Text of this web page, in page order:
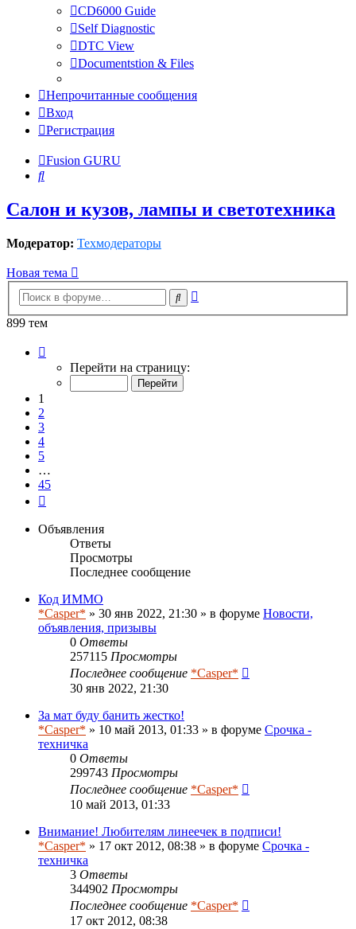
CD6000 Guide
Self Diagnostic
DTC View
Documentstion & Files
Непрочитанные сообщения
Вход
Регистрация
Fusion GURU
Поиск
Салон и кузов, лампы и светотехника
Модератор: Техмодераторы
Новая тема
Поиск
899 тем
Перейти на страницу:
1
2
3
4
5
…
45
Объявления
Ответы
Просмотры
Последнее сообщение
Код ИММО
*Casper* » 30 янв 2022, 21:30 » в форуме Новости,
объявления, призывы
0 Ответы
257115 Просмотры
Последнее сообщение *Casper*
30 янв 2022, 21:30
За мат буду банить жестко!
*Casper* » 10 май 2013, 01:33 » в форуме Срочка -
техничка
0 Ответы
299743 Просмотры
Последнее сообщение *Casper*
10 май 2013, 01:33
Внимание! Любителям линеечек в подписи!
*Casper* » 17 окт 2012, 08:38 » в форуме Срочка -
техничка
3 Ответы
344902 Просмотры
Последнее сообщение *Casper*
17 окт 2012, 08:38